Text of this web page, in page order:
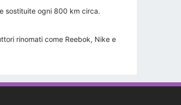
sostituite ogni 800 km circa.
rinomati come Reebok, Nike e